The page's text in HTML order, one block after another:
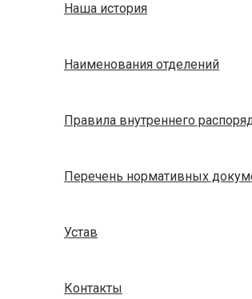
Наша история
Наименования отделений
Правила внутреннего
Перечень нормативных
Устав
Контакты